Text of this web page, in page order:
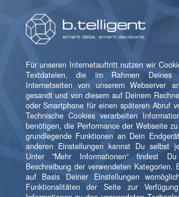
außerdem die Zielgenauigkeit der
wesentlich zu erhöhen. Dieser
Grundstein für nachhaltige Erfolge.
kein linearer
Die beschriebenen Aspekte der
Kampagnendurchführung zeigen
Kampagnenmanagement heute
linearer Prozess angesehen werden